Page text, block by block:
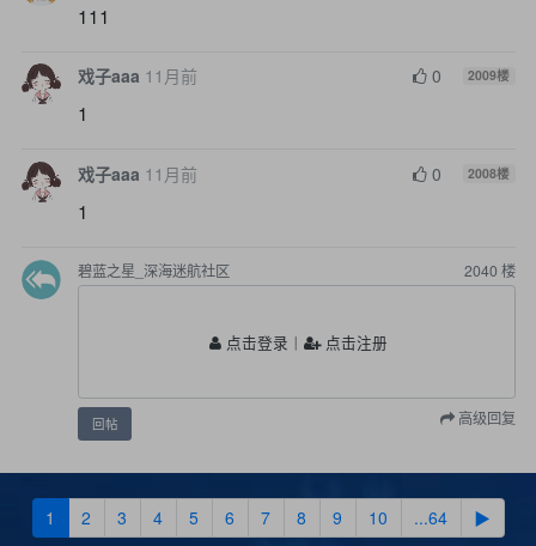
111
戏子aaa 11月前 0 2009楼
1
戏子aaa 11月前 0 2008楼
1
碧蓝之星_深海迷航社区 2040 楼
点击登录 丨 点击注册
回帖 高级回复
1 2 3 4 5 6 7 8 9 10 ...64 ▶